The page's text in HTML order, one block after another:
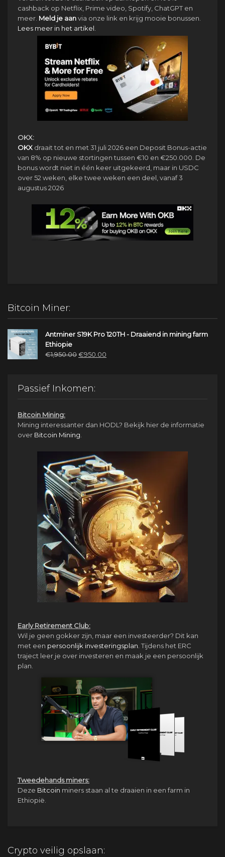
cashback op Netflix, Prime video, Spotify, ChatGPT en
meer. Meld je aanvia onze link en krijg mooie bonussen.
Lees meer in het artikel.
OKX:
OKX draait tot en met 31 juli 2026 een Deposit Bonus-actie
van 8% op nieuwe stortingen tussen €10 en €250.000. De
bonus wordt niet in één keer uitgekeerd, maar in USDC
over 52 weken, elke twee weken een deel, vanaf 3
augustus 2026
Bitcoin Miner:
Antminer S19K Pro 120TH - Draaiend in mining farm
Ethiopie
€1,950.00Oorspronkelijke
€950.00
Passief Inkomen:
Bitcoin Mining:
Mining interessanter dan HODL? Bekijk hier de informatie
over Bitcoin Mining
Early Retirement Club:
Wil je geen gokker zijn, maar een investeerder? Dit kan
met een persoonlijk investeringsplan. Tijdens het ERC
traject leer je over investeren en maak je een persoonlijk
plan.
Tweedehands miners:
Deze Bitcoin miners staan al te draaien in een farm in
Ethiopië.
Crypto veilig opslaan: